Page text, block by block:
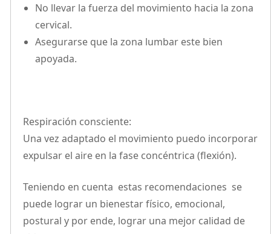
No llevar la fuerza del movimiento hacia la zona
cervical.
Asegurarse que la zona lumbar este bien
apoyada.
Respiración consciente:
Una vez adaptado el movimiento puedo incorporar
expulsar el aire en la fase concéntrica (flexión).
Teniendo en cuenta estas recomendaciones se
puede lograr un bienestar físico, emocional,
postural y por ende, lograr una mejor calidad de